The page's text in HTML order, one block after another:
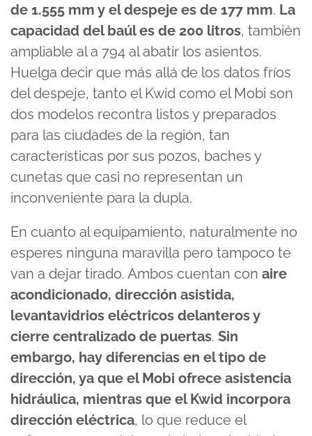
de 1.555 mm y el despeje es de 177 mm. La
capacidad del baúl es de 200 litros, también
ampliable al a 794 al abatir los asientos.
Huelga decir que más allá de los datos fríos
del despeje, tanto el Kwid como el Mobi son
dos modelos recontra listos y preparados
para las ciudades de la región, tan
características por sus pozos, baches y
cunetas que casi no representan un
inconveniente para la dupla.
En cuanto al equipamiento, naturalmente no
esperes ninguna maravilla pero tampoco te
van a dejar tirado. Ambos cuentan con aire
acondicionado, dirección asistida,
levantavidrios eléctricos delanteros y
cierre centralizado de puertas. Sin
embargo, hay diferencias en el tipo de
dirección, ya que el Mobi ofrece asistencia
hidráulica, mientras que el Kwid incorpora
dirección eléctrica, lo que reduce el